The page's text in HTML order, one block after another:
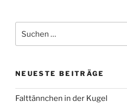
nach:
NEUESTE BEITRÄGE
Falttännchen in der Kugel